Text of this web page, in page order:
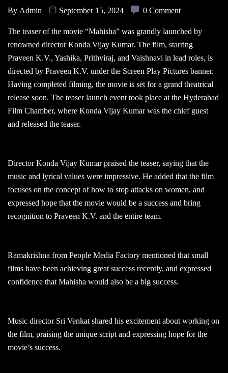
By Admin September 15, 2024 0 Comment
The teaser of the movie “Mahisha” was grandly launched by
renowned director Konda Vijay Kumar. The film, starring
Praveen K.V., Yashika, Prithviraj, and Vaishnavi in lead roles, is
directed by Praveen K.V. under the Screen Play Pictures banner.
Having completed filming, the movie is set for a grand theatrical
release soon. The teaser launch event took place at the Hyderabad
Film Chamber, where Konda Vijay Kumar was the chief guest
and released the teaser.
Director Konda Vijay Kumar praised the teaser, saying that the
music and lyrical values were impressive. He added that the film
focuses on the concept of how to stop attacks on women, and
expressed hope that the movie would be a success and bring
recognition to Praveen K.V. and the entire team.
Ramakrishna from People Media Factory mentioned that small
films have been achieving great success recently, and expressed
confidence that Mahisha would also be a big success.
Music director Sri Venkat shared his excitement about working on
the film, praising the unique script and expressing hope for the
movie’s success.